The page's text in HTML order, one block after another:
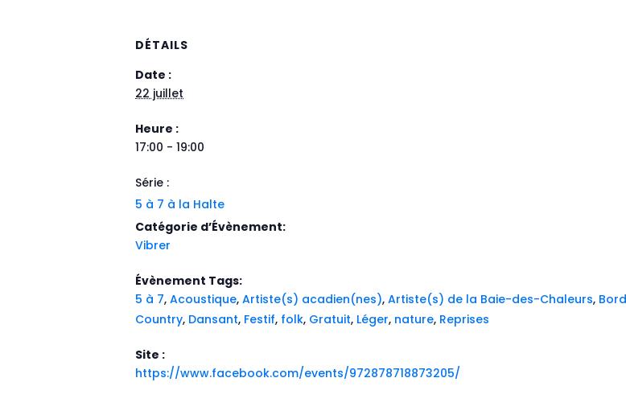
DÉTAILS
Date :
22 juillet
Heure :
17:00 - 19:00
Série :
5 à 7 à la Halte
Catégorie d’Évènement:
Vibrer
Évènement Tags:
5 à 7, Acoustique, Artiste(s) acadien(nes), Artiste(s) de la Baie-des-Chaleurs,
Country, Dansant, Festif, folk, Gratuit, Léger, nature, Reprises
Site :
https://www.facebook.com/events/972878718873205/